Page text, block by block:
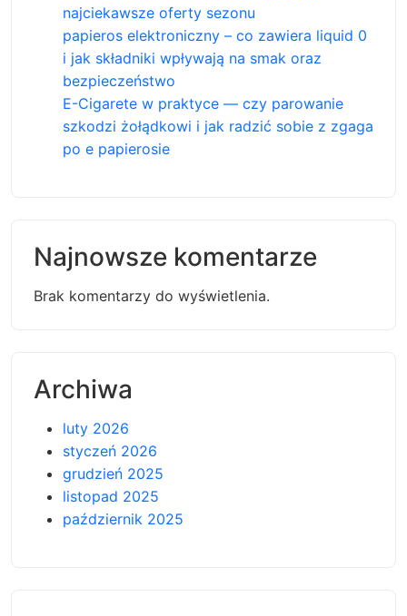
najciekawsze oferty sezonu
papieros elektroniczny – co zawiera liquid 0
i jak składniki wpływają na smak oraz
bezpieczeństwo
E-Cigarete w praktyce — czy parowanie
szkodzi żołądkowi i jak radzić sobie z zgaga
po e papierosie
Najnowsze komentarze
Brak komentarzy do wyświetlenia.
Archiwa
luty 2026
styczeń 2026
grudzień 2025
listopad 2025
październik 2025